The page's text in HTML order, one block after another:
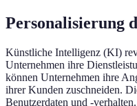
Personalisierung
Künstliche Intelligenz (KI)
Unternehmen ihre
können Unternehmen ihre
ihrer Kunden zuschneiden.
Benutzerdaten und -